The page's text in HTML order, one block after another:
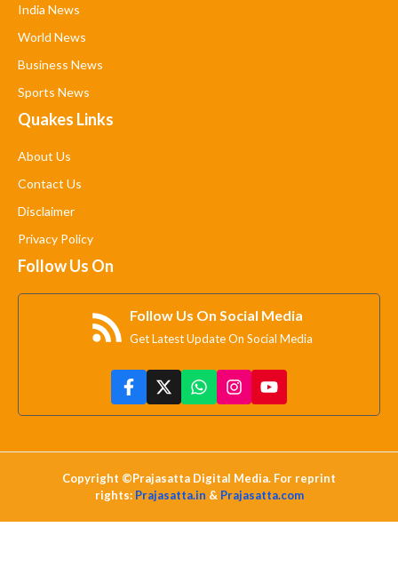
India News
World News
Business News
Sports News
Quakes Links
About Us
Contact Us
Disclaimer
Privacy Policy
Follow Us On
Follow Us On Social Media
Get Latest Update On Social Media
Copyright ©Prajasatta Digital Media. For reprint
rights: Prajasatta.in & Prajasatta.com